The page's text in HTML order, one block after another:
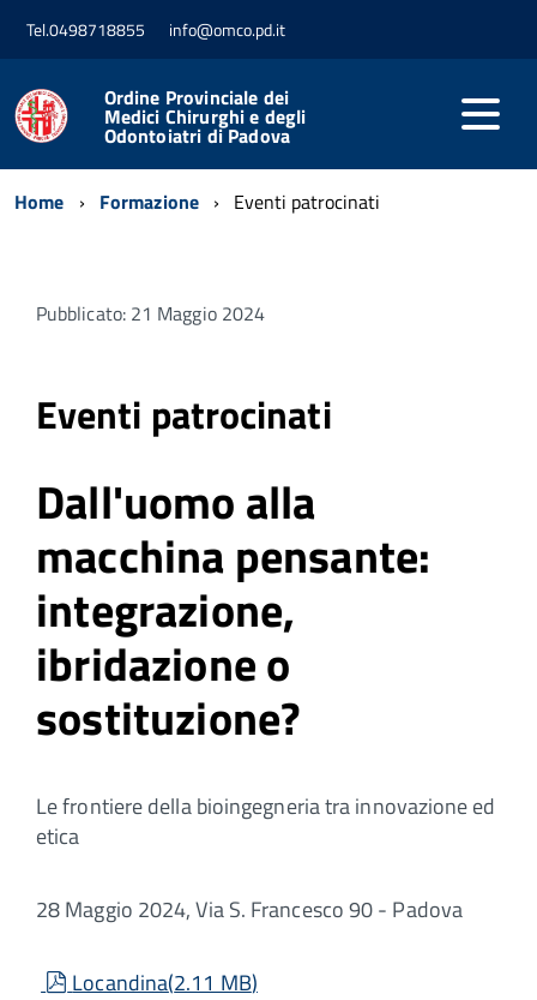
Tel.0498718855 info@omco.pd.it
Ordine Provinciale dei
Medici Chirurghi e degli
Odontoiatri di Padova
Home Formazione Eventi patrocinati
Pubblicato: 21 Maggio 2024
Eventi patrocinati
Dall'uomo alla
macchina pensante:
integrazione,
ibridazione o
sostituzione?
Le frontiere della bioingegneria tra innovazione ed
etica
28 Maggio 2024, Via S. Francesco 90 - Padova
pdf
Locandina(2.11 MB)